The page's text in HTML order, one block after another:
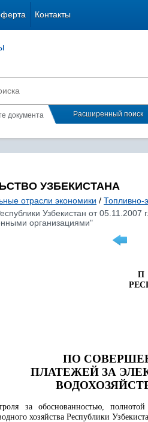
Контакты
документа Расширенный поиск
УЗБЕКИСТАНА
отрасли экономики / Топливно-
Узбекистан от
организациями"
П
ПО
ПЛАТЕЖЕЙ ЗА
за обоснованностью,
хозяйства Республики